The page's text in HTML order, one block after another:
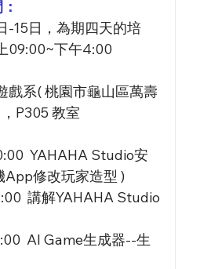
-15日，為期四天的培
09:00~下午4:00
戲系( 桃園市龜山區萬壽
P305 教室
YAHAHA Studio安
App修改玩家造型 )
講解YAHAHA Studio
AI Game生成器--生